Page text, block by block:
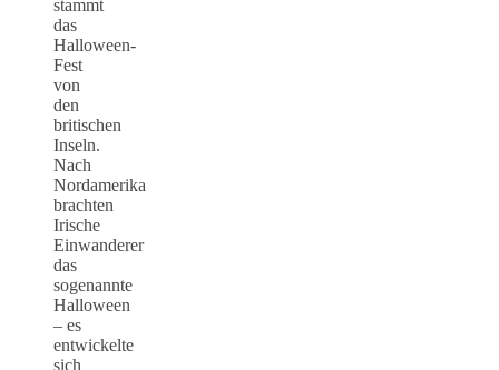
stammt
das
Halloween-
Fest
von
den
britischen
Inseln.
Nach
Nordamerika
brachten
Irische
Einwanderer
das
sogenannte
Halloween
– es
entwickelte
sich